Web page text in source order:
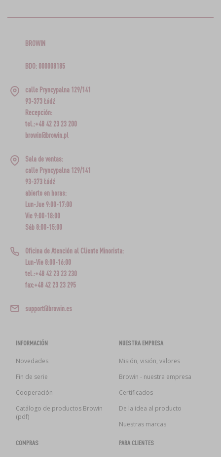
BROWIN
BDO: 000008185
calle Pryncypalna 129/141
93-373 Łódź
Recepción:
tel.:+48 42 23 23 200
browin@browin.pl
Sala de ventas:
calle Pryncypalna 129/141
93-373 Łódź
abierto en horas:
Lun-Jue 9:00-17:00
Vie 9:00-18:00
Sáb 8:00-15:00
Oficina de Atención al Cliente Minorista:
Lun-Vie 8:00-16:00
tel.:+48 42 23 23 230
fax:+48 42 23 23 295
support@browin.es
INFORMACIÓN
Novedades
Fin de serie
Cooperación
Catálogo de productos Browin
(pdf)
NUESTRA EMPRESA
Misión, visión, valores
Browin - nuestra empresa
Certificados
De la idea al producto
Nuestras marcas
COMPRAS PARA CLIENTES